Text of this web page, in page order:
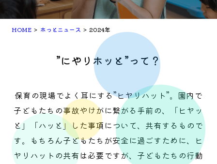
HOME > ホっとニュース > 2024年
”にやりホッと”って？
保育の現場でよく耳にする”ヒヤリハット”。園内で
子どもたちの事故やけがに繋がる手前の、「ヒヤッ
と」「ハッと」した事項について、共有するもので
す。もちろん子どもたちが安全に過ごすために、ヒ
ヤリハットの共有は必要ですが、子どもたちの行動